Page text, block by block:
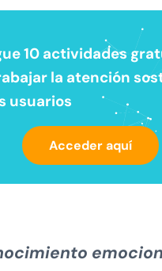
10 actividades
la atención
usuarios
Acceder aquí